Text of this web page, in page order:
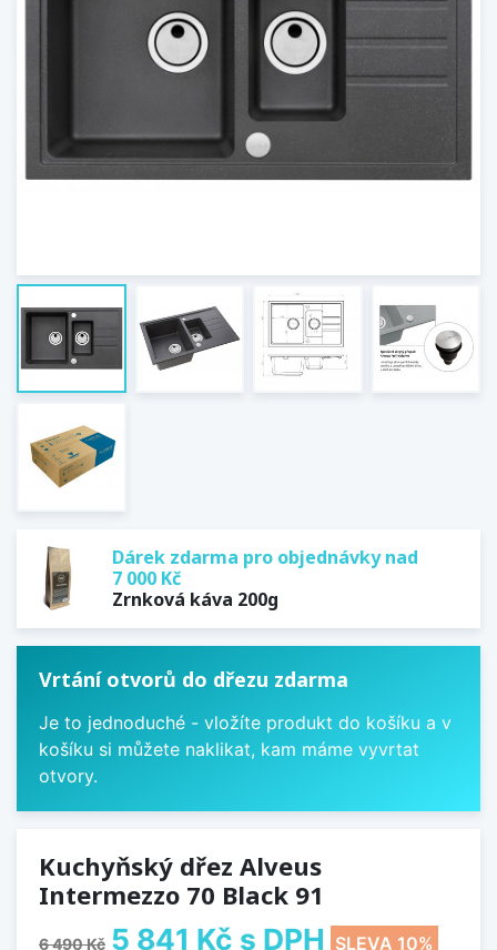
Dárek zdarma pro objednávky nad
7 000 Kč
Zrnková káva 200g
Vrtání otvorů do dřezu zdarma
Je to jednoduché - vložíte produkt do košíku a v
košíku si můžete naklikat, kam máme vyvrtat
otvory.
Kuchyňský dřez Alveus
Intermezzo 70 Black 91
6 490 Kč 5 841 Kč s DPH SLEVA 10%